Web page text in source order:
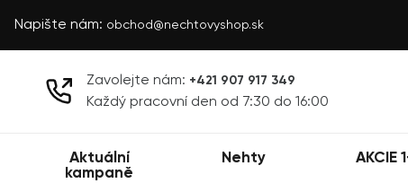
Napište nám: obchod@nechtovyshop.sk
Zavolejte nám: +421 907 917 349
Každý pracovní den od 7:30 do 16:00
Aktuální
kampaně
Nehty AKCIE